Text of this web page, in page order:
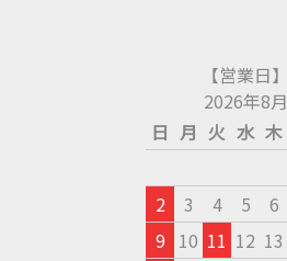
【営業日】
2026年8月
日 月 火 水 木
2
3 4 5 6
9 10 11 12 13